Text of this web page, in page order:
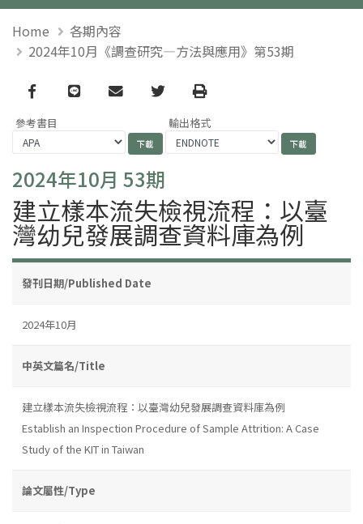
Home
各期內容
2024年10月《調查研究—方法與應用》第53期
Facebook
line email TwitterPrint
參考書目 輸出格式
2024年10月 53期
建立樣本流失檢視流程：以臺
灣幼兒發展調查資料庫為例
發刊日期/Published Date
2024年10月
中英文篇名/Title
建立樣本流失檢視流程：以臺灣幼兒發展調查資料庫為例
Establish an Inspection Procedure of Sample Attrition: A Case
Study of the KIT in Taiwan
論文屬性/Type